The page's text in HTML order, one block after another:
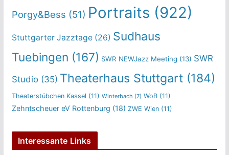
Porgy&Bess (51) Portraits (922)
Stuttgarter Jazztage(26) Sudhaus
Tuebingen (167) SWR NEWJazz Meeting (13) SWR
Studio(35) Theaterhaus Stuttgart(184)
Theaterstübchen Kassel (11) Winterbach (7) WoB(11)
Zehntscheuer eV Rottenburg (18) ZWE Wien(11)
Interessante Links